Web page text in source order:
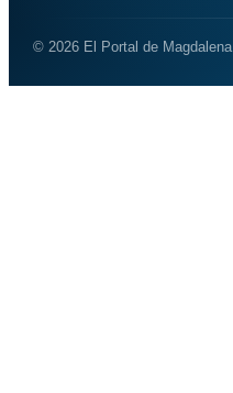
© 2026 El Portal de Magdalena